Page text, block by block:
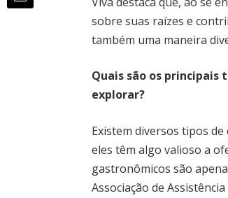
sobre suas raízes e
também uma maneira
Quais são os principais
explorar?
Existem diversos tipos
eles têm algo valioso a
gastronômicos são
Associação de